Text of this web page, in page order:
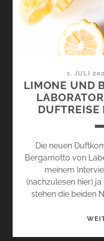
1. JULI
LIMONE UND
DUFTREISE
Die neuen
Bergamotto von
meinem
(nachzulesen hier)
stehen die beiden